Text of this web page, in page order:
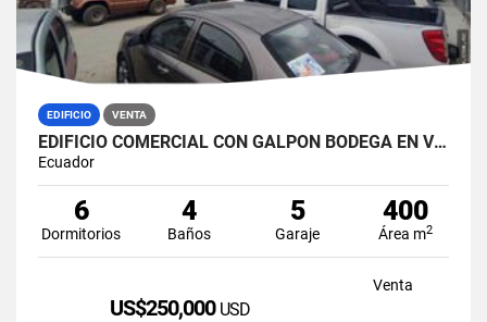
EDIFICIO VENTA
EDIFICIO COMERCIAL CON GALPÓN BODEGA EN VENTA ZONA MÉDICA DURÁN NORTE
Ecuador
6
Dormitorios
4
Baños
5
Garaje
400
Área m2
Venta
US$250,000 USD